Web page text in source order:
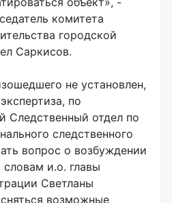
комитета
городской
Саркисов.
не установлен,
по
Следственный отдел по
следственного
вопрос о возбуждении
и.о. главы
Светланы
возможные